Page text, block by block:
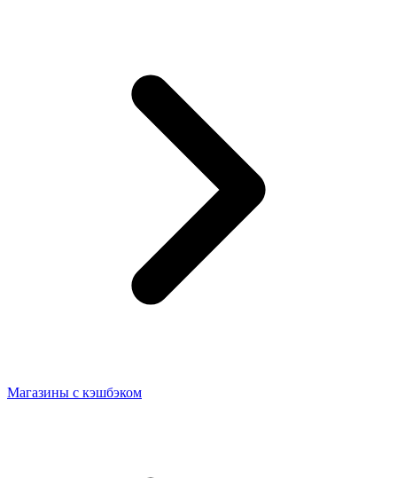
Магазины с кэшбэком